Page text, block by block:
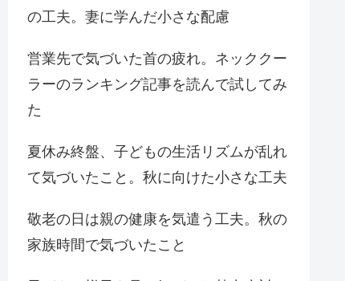
の工夫。妻に学んだ小さな配慮
営業先で気づいた首の疲れ。ネッククー
ラーのランキング記事を読んで試してみ
た
夏休み終盤、子どもの生活リズムが乱れ
て気づいたこと。秋に向けた小さな工夫
敬老の日は親の健康を気遣う工夫。秋の
家族時間で気づいたこと